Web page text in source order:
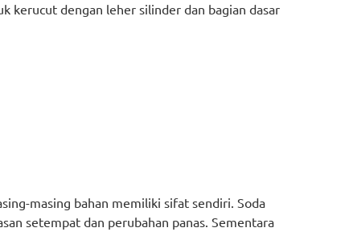
kerucut dengan leher silinder dan bagian dasar
masing bahan memiliki sifat sendiri. Soda
setempat dan perubahan panas. Sementara